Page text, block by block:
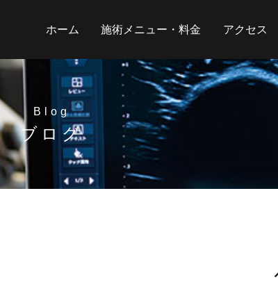
ホーム 施術メニュー・料金 アクセス
Blog
ブログ